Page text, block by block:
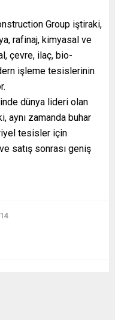
Group iştiraki,
rafinaj, kimyasal ve
çevre, ilaç, bio-
işleme tesislerinin
dünya lideri olan
aynı zamanda buhar
tesisler için
satış sonrası geniş